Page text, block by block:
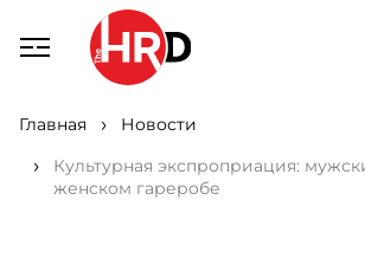
Главная
Новости
Культурная экспроприация:
женском гареробе